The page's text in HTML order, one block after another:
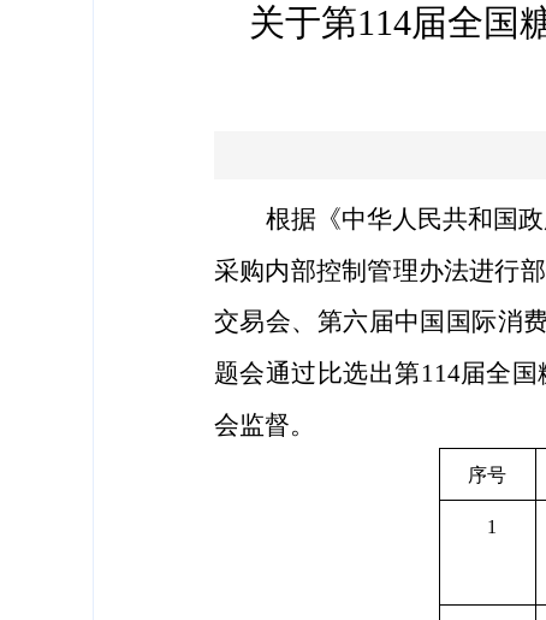
关于第114届全国
根据《中华人民共和国
采购内部控制管理办法进行
交易会、 第六届中国国际消
题会通过比选出第114届全国
会监督。
序号
1